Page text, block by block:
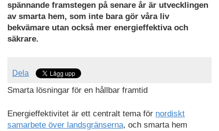
spännande framstegen på senare år är utvecklingen
av smarta hem, som inte bara gör våra liv
bekvämare utan också mer energieffektiva och
säkrare.
Dela
Smarta lösningar för en hållbar framtid
Energieffektivitet är ett centralt tema för nordiskt
samarbete över landsgränserna, och smarta hem